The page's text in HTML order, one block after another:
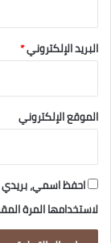
البريد الإلكتروني*
الموقع الإلكتروني
احفظ اسمي، بريدي
لاستخدامها المرة